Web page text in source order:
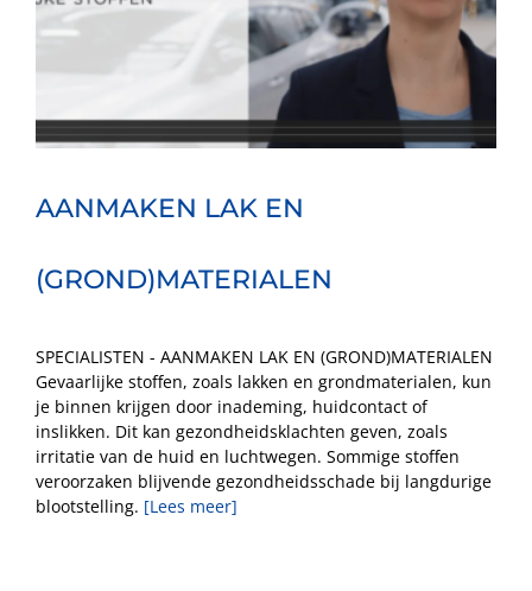
AANMAKEN LAK EN
(GROND)MATERIALEN
SPECIALISTEN - AANMAKEN LAK EN (GROND)MATERIALEN
Gevaarlijke stoffen, zoals lakken en grondmaterialen, kun
je binnen krijgen door inademing, huidcontact of
inslikken. Dit kan gezondheidsklachten geven, zoals
irritatie van de huid en luchtwegen. Sommige stoffen
veroorzaken blijvende gezondheidsschade bij langdurige
blootstelling. [Lees meer]